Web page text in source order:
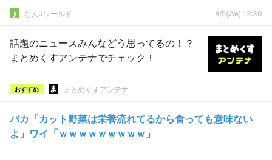
なんJワールド 8/5(We) 12:30
話題のニュースみんなどう思ってるの！？
まとめくすアンテナでチェック！
おすすめ まとめくすアンテナ
バカ「カット野菜は栄養流れてるから食っても意味ない
よ」ワイ「ｗｗｗｗｗｗｗｗｗ」